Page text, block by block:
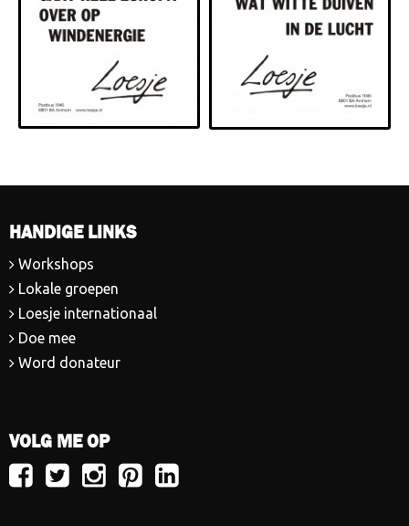
HANDIGE LINKS
Workshops
Lokale groepen
Loesje internationaal
Doe mee
Word donateur
VOLG ME OP
VolgVolgVolgVolgVolg